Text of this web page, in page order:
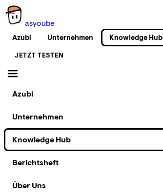
asyoube
Azubi Unternehmen Knowledge Hub
JETZT TESTEN
Azubi
Unternehmen
Knowledge Hub
Berichtsheft
Über Uns